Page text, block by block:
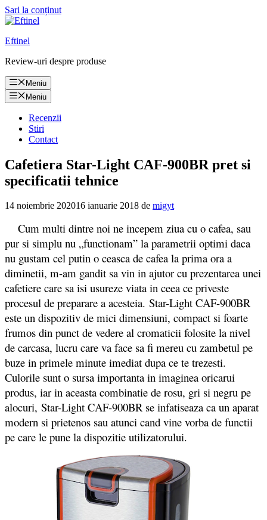
Sari la conținut
Eftinel
Review-uri despre produse
Meniu
Meniu
Recenzii
Stiri
Contact
Cafetiera Star-Light CAF-900BR pret si
specificatii tehnice
14 noiembrie 202016 ianuarie 2018 de migyt
Cum multi dintre noi ne incepem ziua cu o cafea, sau
pur si simplu nu „functionam” la parametrii optimi daca
nu gustam cel putin o ceasca de cafea la prima ora a
diminetii, m-am gandit sa vin in ajutor cu prezentarea unei
cafetiere care sa isi usureze viata in ceea ce priveste
procesul de preparare a acesteia. Star-Light CAF-900BR
este un dispozitiv de mici dimensiuni, compact si foarte
frumos din punct de vedere al cromaticii folosite la nivel
de carcasa, lucru care va face sa fi mereu cu zambetul pe
buze in primele minute imediat dupa ce te trezesti.
Culorile sunt o sursa importanta in imaginea oricarui
produs, iar in aceasta combinatie de rosu, gri si negru pe
alocuri, Star-Light CAF-900BR se infatiseaza ca un aparat
modern si prietenos sau atunci cand vine vorba de functii
pe care le pune la dispozitie utilizatorului.